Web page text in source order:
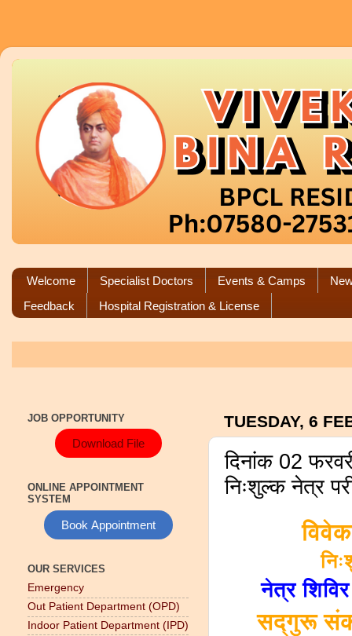
Welcome Specialist Doctors Events & Camps
Feedback
Hospital Registration & License
TUESDAY, 6
दिनांक 02
निःशुल्क नेत्र
नेत्र
सद्गुरू
JOB OPPORTUNITY
Download File
ONLINE APPOINTMENT
SYSTEM
Book Appointment
OUR SERVICES
Emergency
Out Patient Department (OPD)
Indoor Patient Department (IPD)